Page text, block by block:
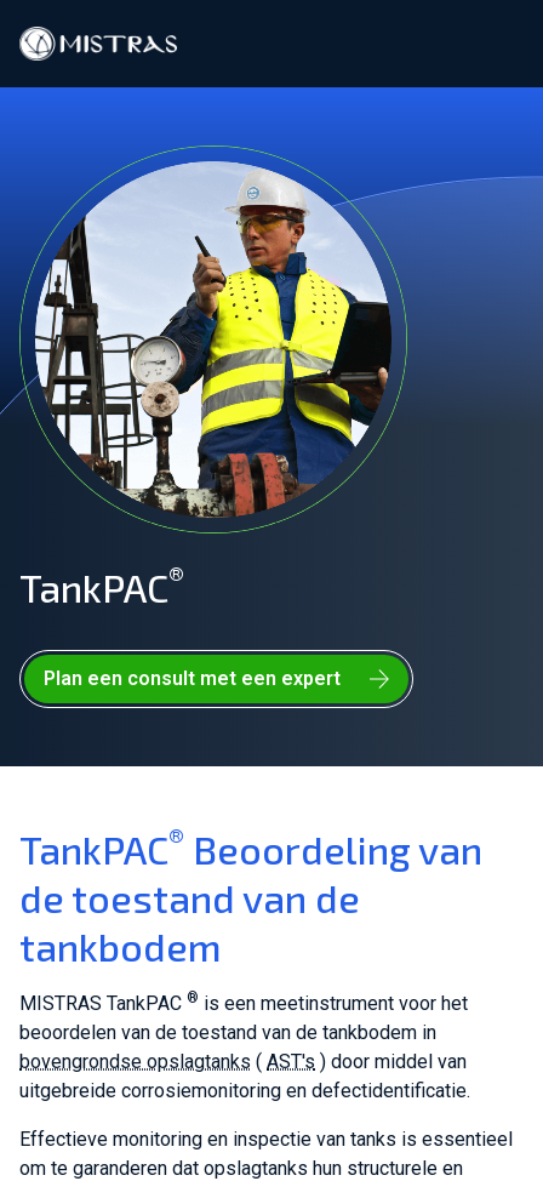
Buitendienst
Laboratoriumdiensten
Producten
Industrieën
Bronnen
Contact
Sluit je aan bij ons team!
Over ons
NL
Wereldwijd
TankPAC®
Plan een consult met een expert
TankPAC® Beoordeling van
de toestand van de
tankbodem
MISTRAS TankPAC ® is een meetinstrument voor het
beoordelen van de toestand van de tankbodem in
bovengrondse opslagtanks ( AST's ) door middel van
uitgebreide corrosiemonitoring en defectidentificatie.
Effectieve monitoring en inspectie van tanks is essentieel
om te garanderen dat opslagtanks hun structurele en